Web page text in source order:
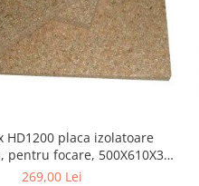
HD1200 placa izolatoare
pentru focare, 500X610X30
mm
269,00 Lei